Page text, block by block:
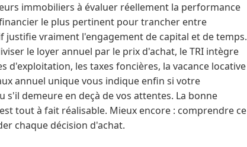
immobiliers à évaluer réellement la performance
le plus pertinent pour trancher entre
vraiment l'engagement de capital et de temps.
le loyer annuel par le prix d'achat, le TRI intègre
d'exploitation, les taxes foncières, la vacance locative
annuel unique vous indique enfin si votre
demeure en deçà de vos attentes. La bonne
tout à fait réalisable. Mieux encore : comprendre ce
chaque décision d'achat.